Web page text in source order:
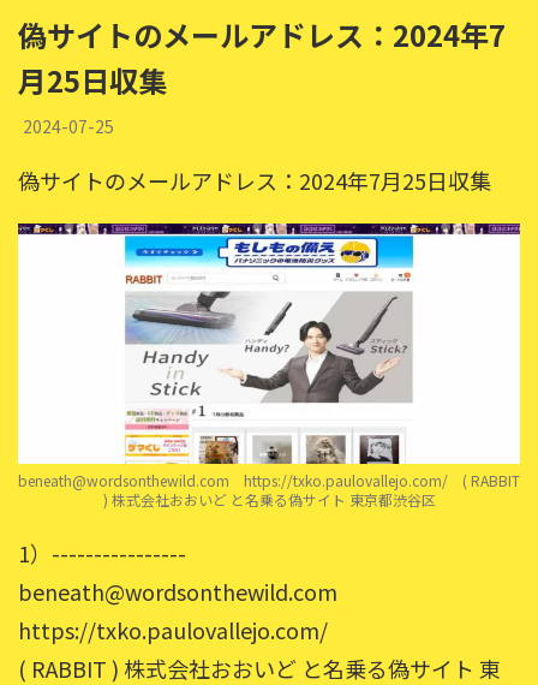
偽サイトのメールアドレス：2024年7
月25日収集
2024-07-25
偽サイトのメールアドレス：2024年7月25日収集
beneath@wordsonthewild.com https://txko.paulovallejo.com/ ( RABBIT
) 株式会社おおいど と名乗る偽サイト 東京都渋谷区
1）----------------
beneath@wordsonthewild.com
https://txko.paulovallejo.com/
( RABBIT ) 株式会社おおいど と名乗る偽サイト 東